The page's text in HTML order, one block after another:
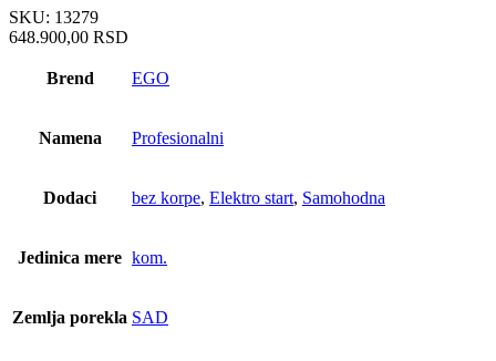
SKU: 13279
648.900,00 RSD
Brend EGO
Namena Profesionalni
Dodaci bez korpe, Elektro start, Samohodna
Jedinica mere kom.
Zemlja porekla SAD